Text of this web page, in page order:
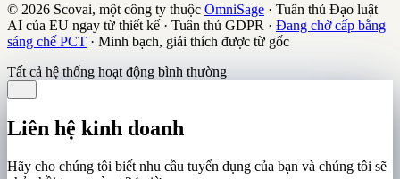
© 2026 Scovai, một công ty thuộc OmniSage · Tuân thủ Đạo luật
AI của EU ngay từ thiết kế · Tuân thủ GDPR · Đang chờ cấp bằng
sáng chế PCT · Minh bạch, giải thích được từ gốc
Tất cả hệ thống hoạt động bình thường
Liên hệ kinh doanh
Hãy cho chúng tôi biết nhu cầu tuyển dụng của bạn và chúng tôi sẽ